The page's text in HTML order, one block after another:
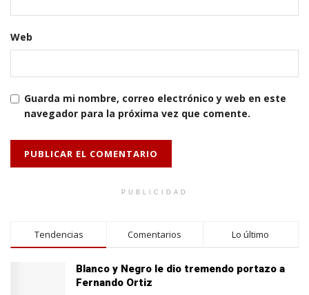
Web
Guarda mi nombre, correo electrónico y web en este
navegador para la próxima vez que comente.
PUBLICIDAD
Tendencias Comentarios Lo último
Blanco y Negro le dio tremendo portazo a
Fernando Ortiz